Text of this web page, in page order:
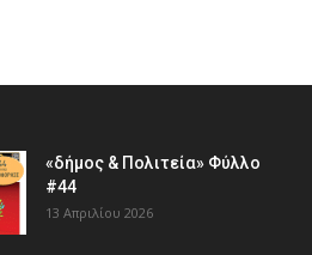
«δήμος & Πολιτεία» Φύλλο
#44
13 Απριλίου 2026